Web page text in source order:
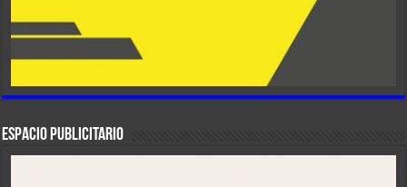
ESPACIO PUBLICITARIO